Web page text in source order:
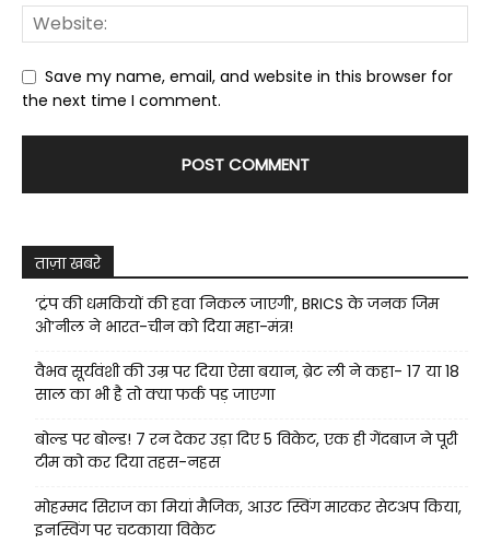
Save my name, email, and website in this browser for
the next time I comment.
ताज़ा खबरे
‘ट्रंप की धमकियों की हवा निकल जाएगी’, BRICS के जनक जिम
ओ’नील ने भारत-चीन को दिया महा-मंत्र!
वैभव सूर्यवंशी की उम्र पर दिया ऐसा बयान, ब्रेट ली ने कहा- 17 या 18
साल का भी है तो क्या फर्क पड़ जाएगा
बोल्ड पर बोल्ड! 7 रन देकर उड़ा दिए 5 विकेट, एक ही गेंदबाज ने पूरी
टीम को कर दिया तहस-नहस
मोहम्मद सिराज का मियां मैजिक, आउट स्विंग मारकर सेटअप किया,
इनस्विंग पर चटकाया विकेट